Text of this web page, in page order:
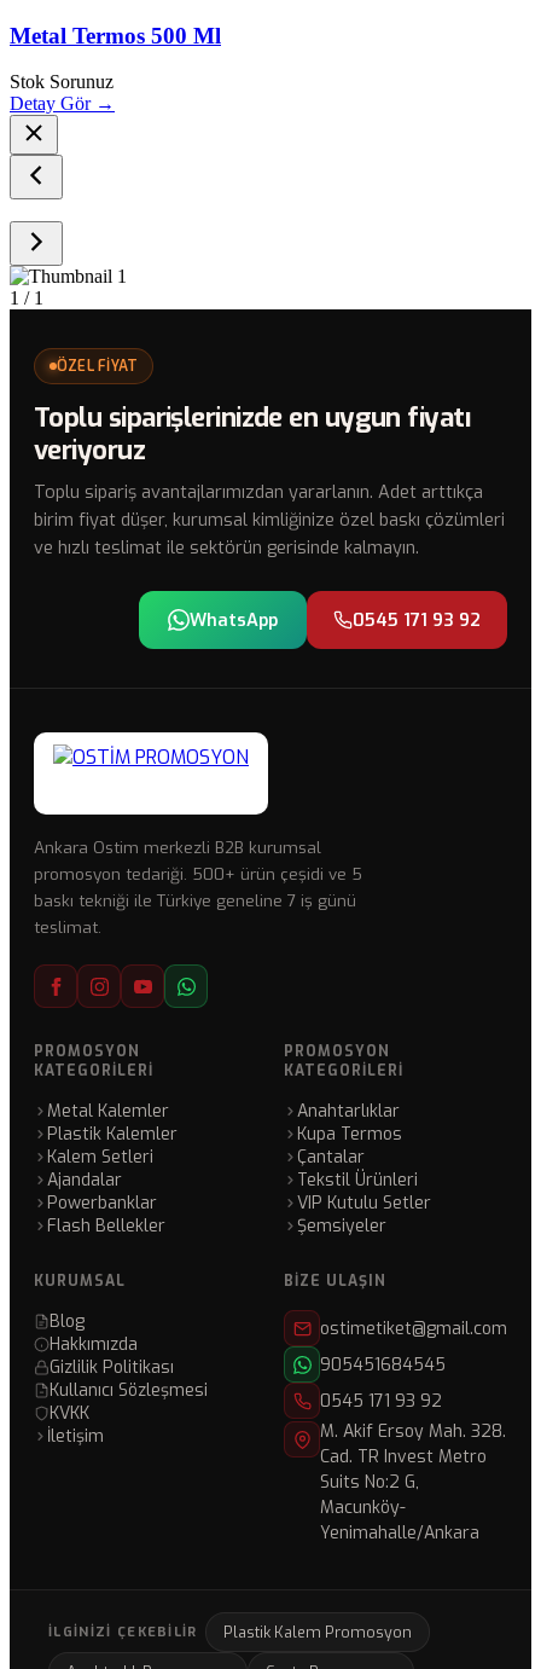
Metal Termos 500 Ml
Stok Sorunuz
Detay Gör →
1 / 1
ÖZEL FİYAT
Toplu siparişlerinizde en uygun fiyatı
veriyoruz
Toplu sipariş avantajlarımızdan yararlanın. Adet arttıkça
birim fiyat düşer, kurumsal kimliğinize özel baskı çözümleri
ve hızlı teslimat ile sektörün gerisinde kalmayın.
WhatsApp 0545 171 93 92
Ankara Ostim merkezli B2B kurumsal
promosyon tedariği. 500+ ürün çeşidi ve 5
baskı tekniği ile Türkiye geneline 7 iş günü
teslimat.
PROMOSYON
KATEGORILERI
Metal Kalemler
Plastik Kalemler
Kalem Setleri
Ajandalar
Powerbanklar
Flash Bellekler
PROMOSYON
KATEGORILERI
Anahtarlıklar
Kupa Termos
Çantalar
Tekstil Ürünleri
VIP Kutulu Setler
Şemsiyeler
KURUMSAL
Blog
Hakkımızda
Gizlilik Politikası
Kullanıcı Sözleşmesi
KVKK
İletişim
BIZE ULAŞIN
ostimetiket@gmail.com
905451684545
0545 171 93 92
M. Akif Ersoy Mah. 328.
Cad. TR Invest Metro
Suits No:2 G,
Macunköy-
Yenimahalle/Ankara
İLGINIZI ÇEKEBILIR
Plastik Kalem Promosyon